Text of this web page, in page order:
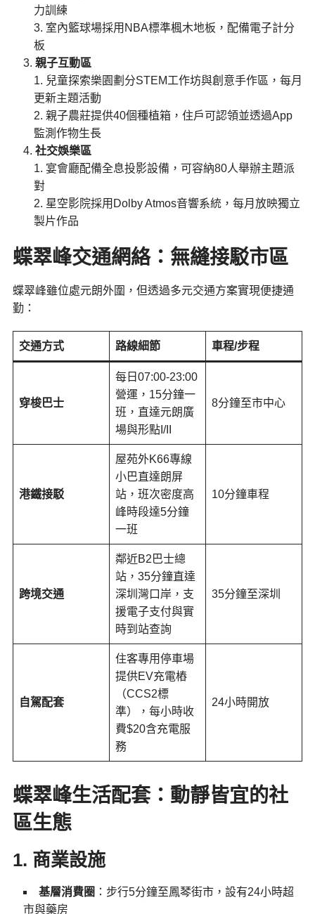
力訓練
室內籃球場採用NBA標準楓木地板，配備電子計分
板
親子互動區
兒童探索樂園劃分STEM工作坊與創意手作區，每月
更新主題活動
親子農莊提供40個種植箱，住戶可認領並透過App
監測作物生長
社交娛樂區
宴會廳配備全息投影設備，可容納80人舉辦主題派
對
星空影院採用Dolby Atmos音響系統，每月放映獨立
製片作品
蝶翠峰交通網絡：無縫接駁市區
蝶翠峰雖位處元朗外圍，但透過多元交通方案實現便捷通
勤：
交通方式 路線細節 車程/步程
穿梭巴士
每日07:00-23:00
營運，15分鐘一
班，直達元朗廣
場與形點I/II
8分鐘至市中心
港鐵接駁
屋苑外K66專線
小巴直達朗屏
站，班次密度高
峰時段達5分鐘
一班
10分鐘車程
跨境交通
鄰近B2巴士總
站，35分鐘直達
深圳灣口岸，支
援電子支付與實
時到站查詢
35分鐘至深圳
自駕配套
住客專用停車場
提供EV充電樁
（CCS2標
準），每小時收
費$20含充電服
務
24小時開放
蝶翠峰生活配套：動靜皆宜的社
區生態
1. 商業設施
基層消費圈 ：步行5分鐘至鳳琴街市，設有24小時超
市與藥房